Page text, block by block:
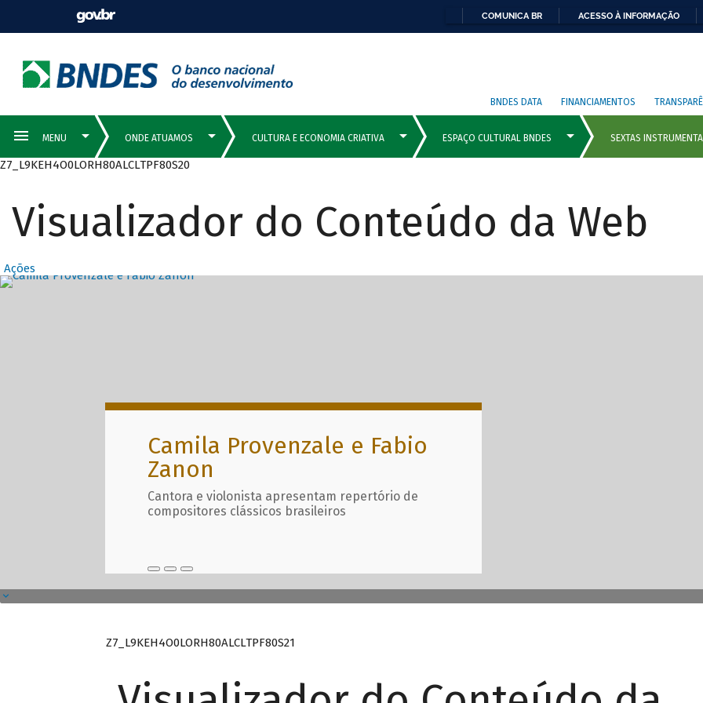
COMUNICA BR ACESSO À INFORMAÇÃO
BNDES DATA FINANCIAMENTOS
Z7_L9KEH4O0LORH80ALCLTPF80S20
Visualizador do Conteúdo da Web
Ações
Destaques Principais com
Camila Provenzale e Fabio
Zanon
Cantora e violonista apresentam repertório de
compositores clássicos brasileiros
Z7_L9KEH4O0LORH80ALCLTPF80S21